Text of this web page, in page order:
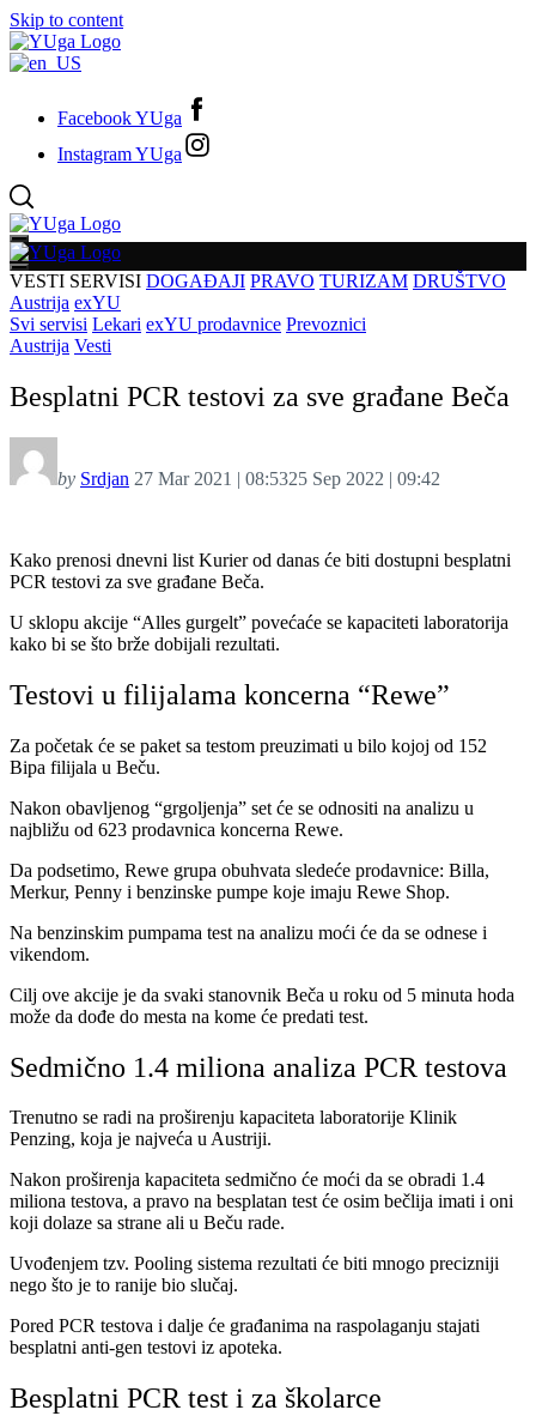
Skip to content
Facebook YUga
Instagram YUga
VESTI SERVISI DOGAĐAJI PRAVO TURIZAM DRUŠTVO
Austrija exYU
Svi servisi Lekari exYU prodavnice Prevoznici
Austrija Vesti
Besplatni PCR testovi za sve građane Beča
by Srdjan 27 Mar 2021 | 08:5325 Sep 2022 | 09:42
Kako prenosi dnevni list Kurier od danas će biti dostupni besplatni
PCR testovi za sve građane Beča.
U sklopu akcije “Alles gurgelt” povećaće se kapaciteti laboratorija
kako bi se što brže dobijali rezultati.
Testovi u filijalama koncerna “Rewe”
Za početak će se paket sa testom preuzimati u bilo kojoj od 152
Bipa filijala u Beču.
Nakon obavljenog “grgoljenja” set će se odnositi na analizu u
najbližu od 623 prodavnica koncerna Rewe.
Da podsetimo, Rewe grupa obuhvata sledeće prodavnice: Billa,
Merkur, Penny i benzinske pumpe koje imaju Rewe Shop.
Na benzinskim pumpama test na analizu moći će da se odnese i
vikendom.
Cilj ove akcije je da svaki stanovnik Beča u roku od 5 minuta hoda
može da dođe do mesta na kome će predati test.
Sedmično 1.4 miliona analiza PCR testova
Trenutno se radi na proširenju kapaciteta laboratorije Klinik
Penzing, koja je najveća u Austriji.
Nakon proširenja kapaciteta sedmično će moći da se obradi 1.4
miliona testova, a pravo na besplatan test će osim bečlija imati i oni
koji dolaze sa strane ali u Beču rade.
Uvođenjem tzv. Pooling sistema rezultati će biti mnogo precizniji
nego što je to ranije bio slučaj.
Pored PCR testova i dalje će građanima na raspolaganju stajati
besplatni anti-gen testovi iz apoteka.
Besplatni PCR test i za školarce